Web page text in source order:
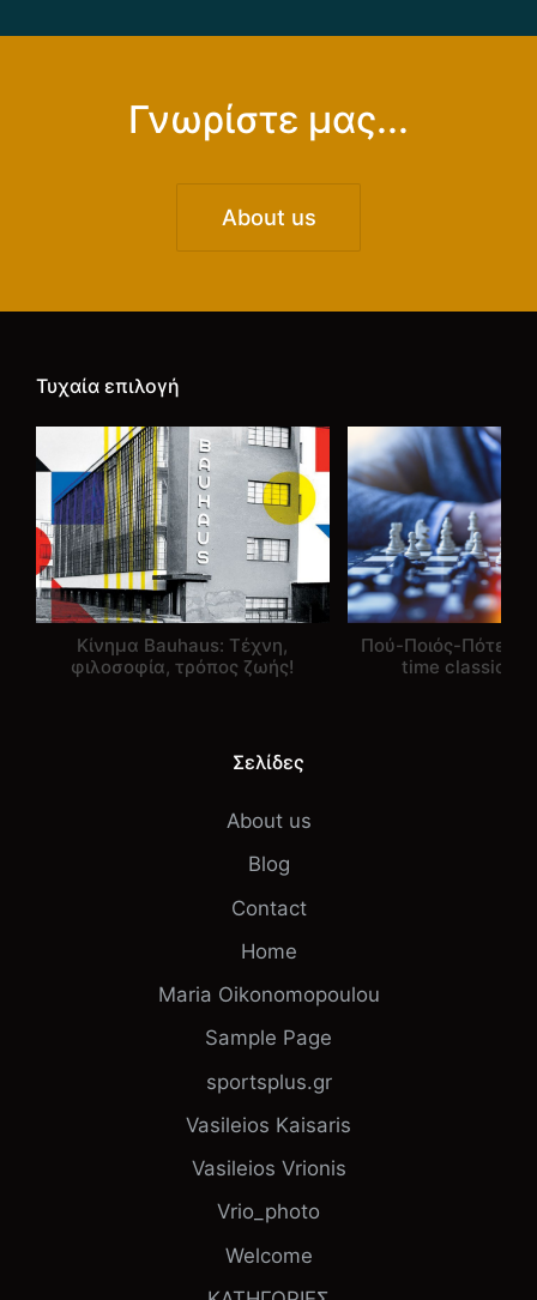
Γνωρίστε μας...
About us
Τυχαία επιλογή
Κίνημα Bauhaus: Τέχνη,
φιλοσοφία, τρόπος ζωής!
Πού-Ποιός-Πότε;
time classic
Σελίδες
About us
Blog
Contact
Home
Maria Oikonomopoulou
Sample Page
sportsplus.gr
Vasileios Kaisaris
Vasileios Vrionis
Vrio_photo
Welcome